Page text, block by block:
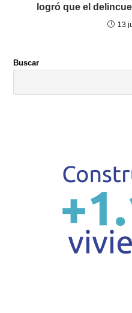
logró que el
13
Buscar